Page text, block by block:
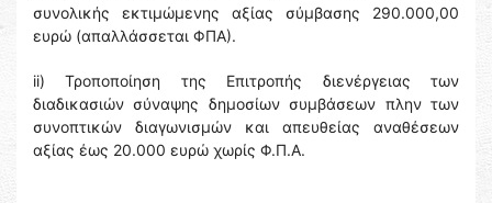
συνολικής εκτιμώμενης αξίας σύμβασης 290.000,00
ευρώ (απαλλάσσεται ΦΠΑ).
ii) Τροποποίηση της Επιτροπής διενέργειας των
διαδικασιών σύναψης δημοσίων συμβάσεων πλην των
συνοπτικών διαγωνισμών και απευθείας αναθέσεων
αξίας έως 20.000 ευρώ χωρίς Φ.Π.Α.